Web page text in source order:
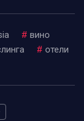
# вино
# отели